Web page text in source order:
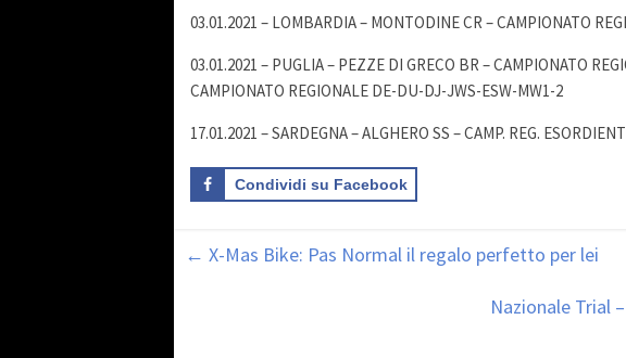
03.01.2021 – LOMBARDIA – MONTODINE CR – CAMPIONATO
03.01.2021 – PUGLIA – PEZZE DI GRECO BR – CAMPIONATO
CAMPIONATO REGIONALE DE-DU-DJ-JWS-ESW-MW1-2
17.01.2021 – SARDEGNA – ALGHERO SS – CAMP. REG.
Condividi su Facebook
← X-Mas Bike: Pas Normal il regalo perfetto per lei
Nazionale Trial